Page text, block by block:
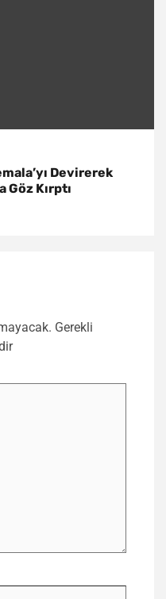
Devirerek
Göz Kırptı
Gerekli